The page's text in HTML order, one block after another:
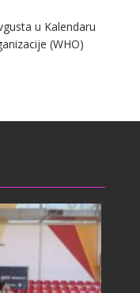
u Kalendaru
(WHO)